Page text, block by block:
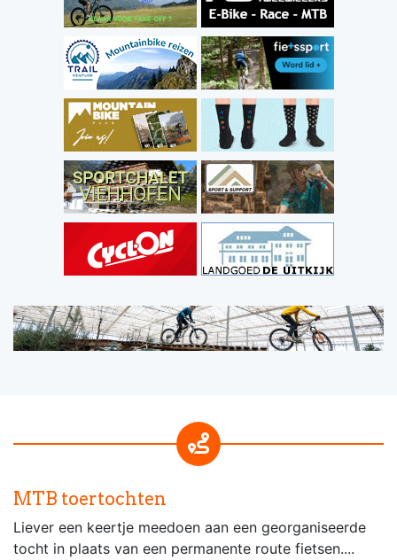
MTB toertochten
Liever een keertje meedoen aan een georganiseerde
tocht in plaats van een permanente route fietsen....